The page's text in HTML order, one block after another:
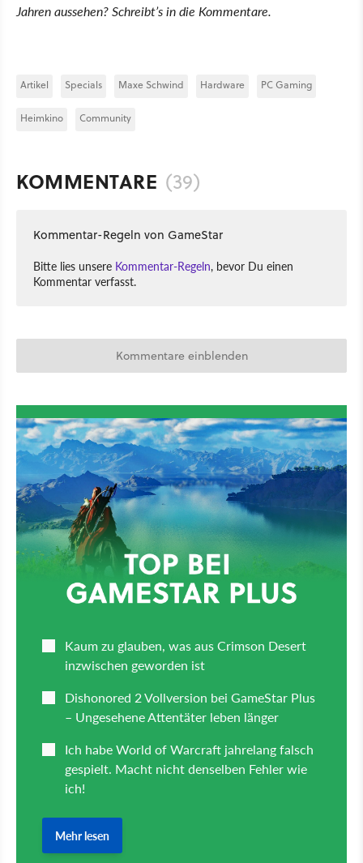
Jahren aussehen? Schreibt’s in die Kommentare.
Artikel Specials Maxe Schwind Hardware PC Gaming
Heimkino Community
KOMMENTARE (39)
Kommentar-Regeln von GameStar
Bitte lies unsere Kommentar-Regeln, bevor Du einen
Kommentar verfasst.
Kommentare einblenden